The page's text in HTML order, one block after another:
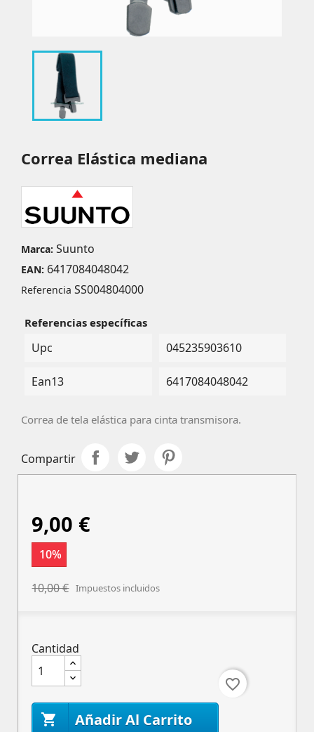
Correa Elástica mediana
Marca: Suunto
EAN: 6417084048042
Referencia SS004804000
Referencias específicas
Upc 045235903610
Ean13 6417084048042
Correa de tela elástica para cinta transmisora.
Compartir
9,00 €
10%
10,00 € Impuestos incluidos
Cantidad
 Añadir Al Carrito
favorite_border